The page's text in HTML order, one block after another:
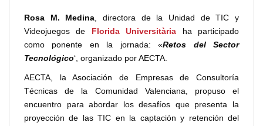
Rosa M. Medina, directora de la Unidad de TIC y
Videojuegos de Florida Universitària ha participado
como ponente en la jornada: «Retos del Sector
Tecnológico‘, organizado por AECTA.
AECTA, la Asociación de Empresas de Consultoría
Técnicas de la Comunidad Valenciana, propuso el
encuentro para abordar los desafíos que presenta la
proyección de las TIC en la captación y retención del